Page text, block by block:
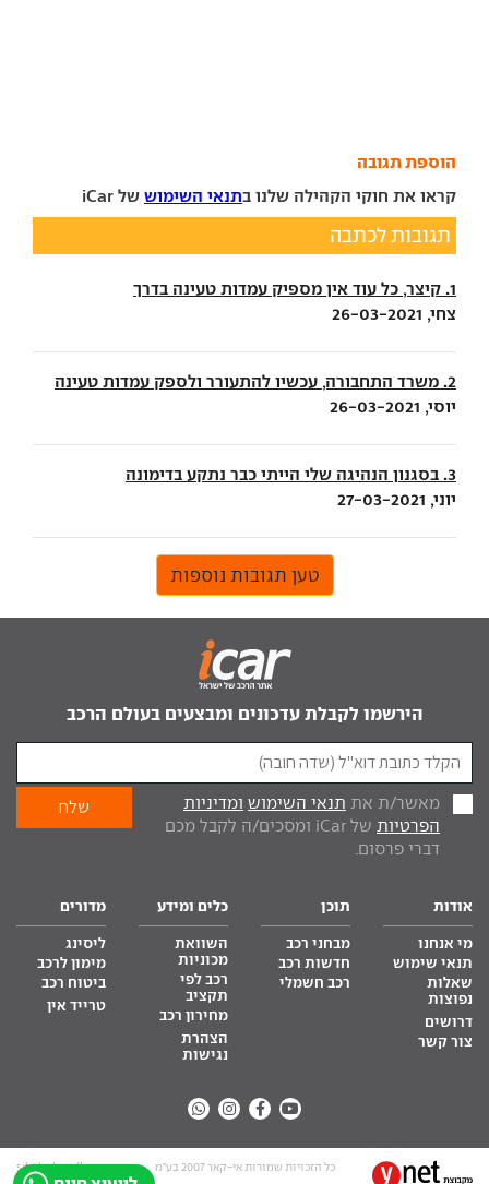
הוספת תגובה
קראו את חוקי הקהילה שלנו בתנאי השימוש של iCar
תגובות לכתבה
1. קיצר, כל עוד אין מספיק עמדות טעינה בדרך
צחי, 26-03-2021
2. משרד התחבורה, עכשיו להתעורר ולספק עמדות טעינה
יוסי, 26-03-2021
3. בסגנון הנהיגה שלי הייתי כבר נתקע בדימונה
יוני, 27-03-2021
טען תגובות נוספות
הירשמו לקבלת עדכונים ומבצעים בעולם הרכב
מאשר/ת את תנאי השימוש ומדיניות
הפרטיות
של iCar ומסכים/ה לקבל מכם
דברי פרסום.
אודות
מי אנחנו
תנאי שימוש
שאלות
נפוצות
דרושים
צור קשר
תוכן
מבחני רכב
חדשות רכב
רכב חשמלי
כלים ומידע
השוואת
מכוניות
רכב לפי
תקציב
מחירון רכב
הצהרת
נגישות
מדורים
ליסינג
מימון לרכב
ביטוח רכב
טרייד אין
כל הזכויות שמורות אי-קאר 2007 בע”מ site by tq.soft